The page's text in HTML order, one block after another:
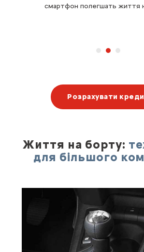
смартфон полегшать життя
Розрахувати
Життя на борту:
для більшого